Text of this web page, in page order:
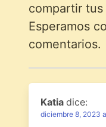
compartir
Esperamos
comentarios.
Katia dice:
diciembre 8, 2023